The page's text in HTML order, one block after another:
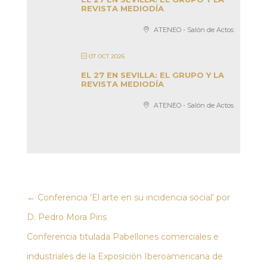
REVISTA MEDIODÍA
ATENEO - Salón de Actos
07 OCT 2026
EL 27 EN SEVILLA: EL GRUPO Y LA
REVISTA MEDIODÍA
ATENEO - Salón de Actos
← Conferencia 'El arte en su incidencia social' por
D. Pedro Mora Piris
Conferencia titulada Pabellones comerciales e
industriales de la Exposición Iberoamericana de